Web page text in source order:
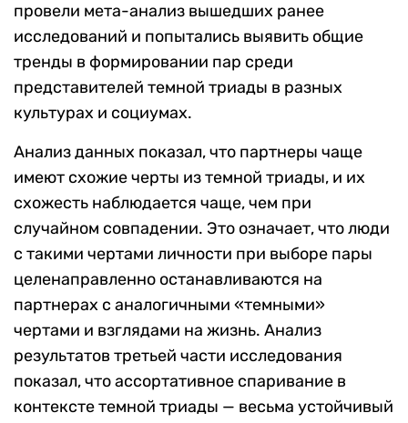
провели мета-анализ вышедших ранее
исследований и попытались выявить общие
тренды в формировании пар среди
представителей темной триады в разных
культурах и социумах.
Анализ данных показал, что партнеры чаще
имеют схожие черты из темной триады, и их
схожесть наблюдается чаще, чем при
случайном совпадении. Это означает, что люди
с такими чертами личности при выборе пары
целенаправленно останавливаются на
партнерах с аналогичными «темными»
чертами и взглядами на жизнь. Анализ
результатов третьей части исследования
показал, что ассортативное спаривание в
контексте темной триады — весьма устойчивый